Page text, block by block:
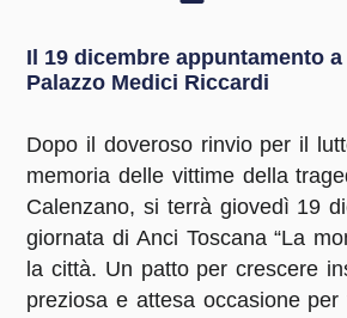
Il 19 dicembre appuntamento
Palazzo Medici Riccardi
Dopo il doveroso rinvio per il
memoria delle vittime della
Calenzano, si terrà giovedì 19
giornata di Anci Toscana “La
la città. Un patto per crescere
preziosa e attesa occasione